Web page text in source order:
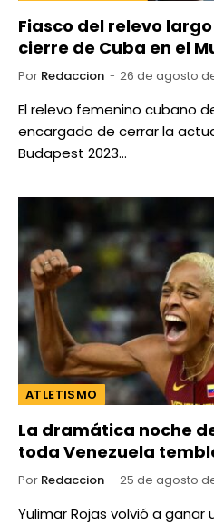
Fiasco del relevo
cierre de Cuba en el
Por Redaccion 26 de agosto
El relevo femenino cubano
encargado de cerrar la
Budapest 2023…
ATLETISMO
La dramática noche
toda Venezuela
Por Redaccion 25 de agosto
Yulimar Rojas volvió a